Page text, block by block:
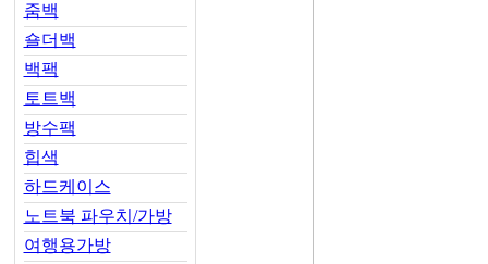
줌백
숄더백
백팩
토트백
방수팩
힙색
하드케이스
노트북 파우치/가방
여행용가방